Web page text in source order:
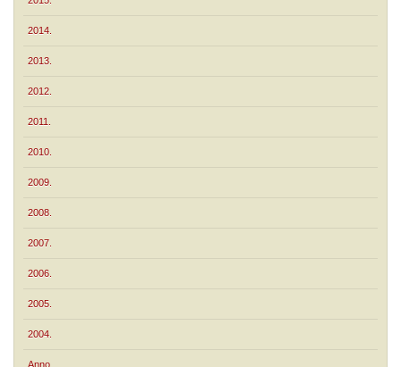
2014.
2013.
2012.
2011.
2010.
2009.
2008.
2007.
2006.
2005.
2004.
Anno